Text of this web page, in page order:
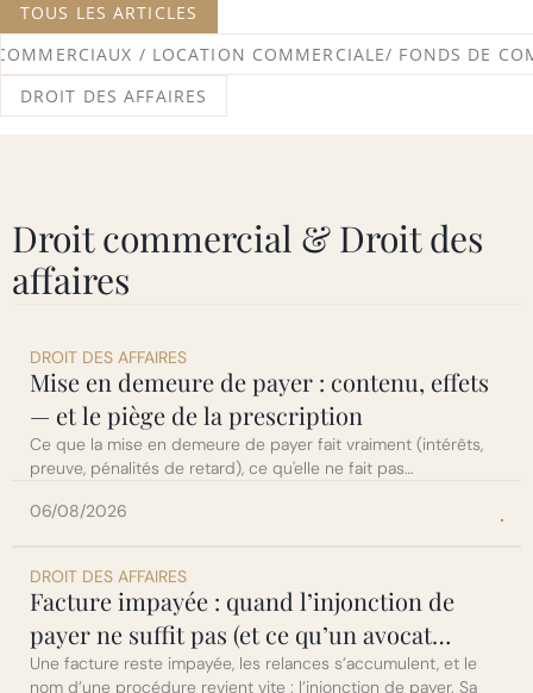
/ LOCATION COMMERCIALE/ FONDS DE
DROIT DES AFFAIRES
TOUS LES ARTICLES
Droit commercial & Droit des
affaires
DROIT DES AFFAIRES
Mise en demeure de payer : contenu, effets
— et le piège de la prescription
Ce que la mise en demeure de payer fait vraiment (intérêts,
preuve, pénalités de retard), ce qu'elle ne fait pas
efficace. Par une avocate en droit commercial à Paris....
06/08/2026
DROIT DES AFFAIRES
Facture impayée : quand l’injonction de
payer ne suffit pas (et ce qu’un avocat
change)
Une facture reste impayée, les relances s’accumulent, et le
nom d’une procédure revient vite : l’injonction de payer. Sa